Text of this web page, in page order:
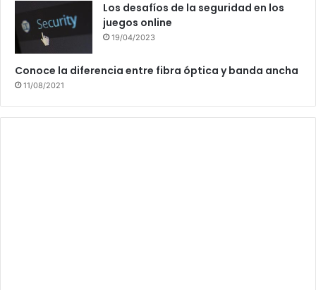
Los desafíos de la seguridad en los
juegos online
19/04/2023
Conoce la diferencia entre fibra óptica y banda ancha
11/08/2021